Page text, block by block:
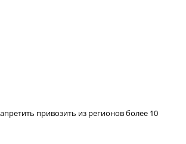
привозить из регионов более 10